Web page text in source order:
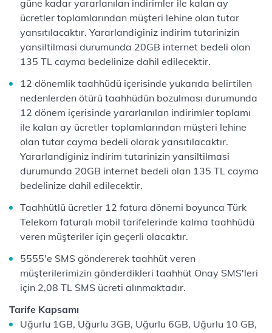
güne kadar yararlanılan indirimler ile kalan ay
ücretler toplamlarından müşteri lehine olan tutar
yansıtılacaktır. Yararlandiginiz indirim tutarinizin
yansiltilmasi durumunda 20GB internet bedeli olan
135 TL cayma bedelinize dahil edilecektir.
12 dönemlik taahhüdü içerisinde yukarıda belirtilen
nedenlerden ötürü taahhüdün bozulması durumunda
12 dönem içerisinde yararlanılan indirimler toplamı
ile kalan ay ücretler toplamlarından müşteri lehine
olan tutar cayma bedeli olarak yansıtılacaktır.
Yararlandiginiz indirim tutarinizin yansiltilmasi
durumunda 20GB internet bedeli olan 135 TL cayma
bedelinize dahil edilecektir.
Taahhütlü ücretler 12 fatura dönemi boyunca Türk
Telekom faturalı mobil tarifelerinde kalma taahhüdü
veren müşteriler için geçerli olacaktır.
5555'e SMS göndererek taahhüt veren
müşterilerimizin gönderdikleri taahhüt Onay SMS'leri
için 2,08 TL SMS ücreti alınmaktadır.
Tarife Kapsamı
Uğurlu 1GB, Uğurlu 3GB, Uğurlu 6GB, Uğurlu 10 GB,